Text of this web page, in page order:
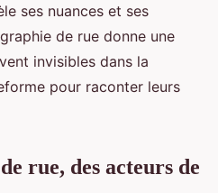
ses nuances et ses
de rue donne une
invisibles dans la
pour raconter leurs
rue, des acteurs de